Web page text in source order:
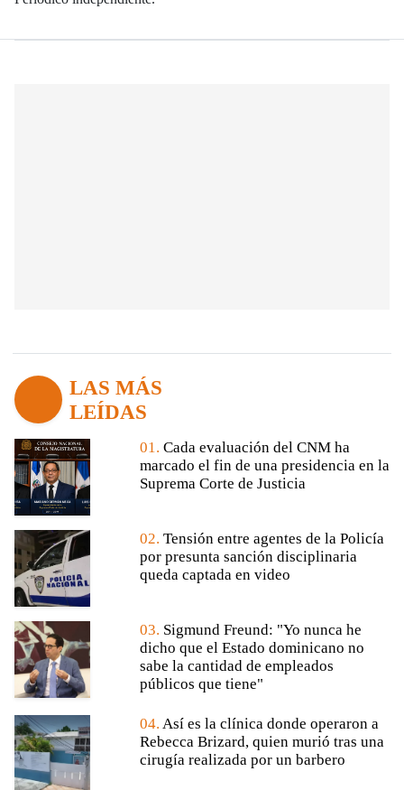
LAS MÁS
LEÍDAS
01. Cada evaluación del CNM ha
marcado el fin de una presidencia en la
Suprema Corte de Justicia
02. Tensión entre agentes de la Policía
por presunta sanción disciplinaria
queda captada en video
03. Sigmund Freund: "Yo nunca he
dicho que el Estado dominicano no
sabe la cantidad de empleados
públicos que tiene"
04. Así es la clínica donde operaron a
Rebecca Brizard, quien murió tras una
cirugía realizada por un barbero